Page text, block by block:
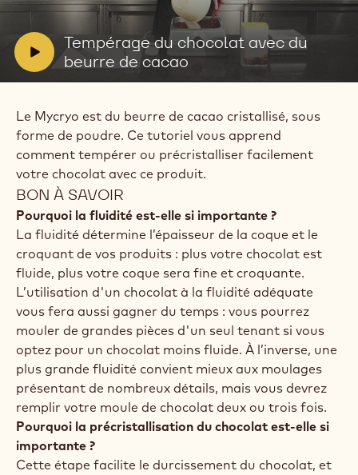
V
i
d
o
:
Tempérage du chocolat avec du
beurre de cacao
la
Tempérage
du
chocolat
avec
cacao
Le Mycryo est du beurre de cacao cristallisé, sous
forme de poudre. Ce tutoriel vous apprend
comment tempérer ou précristalliser facilement
votre chocolat avec ce produit.
BON À SAVOIR
Pourquoi la fluidité est-elle si importante ?
La fluidité détermine l’épaisseur de la coque et le
croquant de vos produits : plus votre chocolat est
fluide, plus votre coque sera fine et croquante.
L’utilisation d'un chocolat à la fluidité adéquate
vous fera aussi gagner du temps : vous pourrez
mouler de grandes pièces d'un seul tenant si vous
optez pour un chocolat moins fluide. À l’inverse, une
plus grande fluidité convient mieux aux moulages
présentant de nombreux détails, mais vous devrez
remplir votre moule de chocolat deux ou trois fois.
Pourquoi la précristallisation du chocolat est-elle si
importante ?
Cette étape facilite le durcissement du chocolat, et